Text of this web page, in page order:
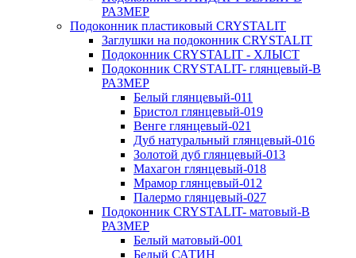
РАЗМЕР
Подоконник пластиковый CRYSTALIT
Заглушки на подоконник CRYSTALIT
Подоконник CRYSTALIT - ХЛЫСТ
Подоконник CRYSTALIT- глянцевый-В
РАЗМЕР
Белый глянцевый-011
Бристол глянцевый-019
Венге глянцевый-021
Дуб натуральный глянцевый-016
Золотой дуб глянцевый-013
Махагон глянцевый-018
Мрамор глянцевый-012
Палермо глянцевый-027
Подоконник CRYSTALIT- матовый-В
РАЗМЕР
Белый матовый-001
Белый САТИН